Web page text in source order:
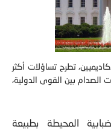
تطرح تساؤلات أكثر
الصدام بين القوى الدولية،
المحيطة بطبيعة